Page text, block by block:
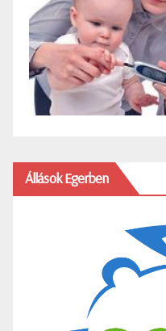
Állások Egerben